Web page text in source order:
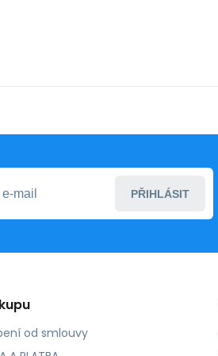
PŘIHLÁSIT
od smlouvy